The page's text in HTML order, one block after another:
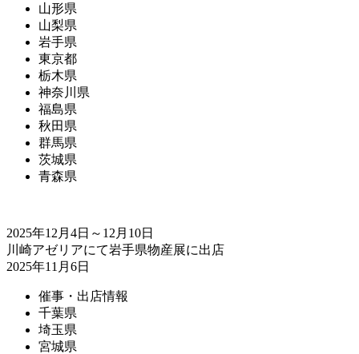
山形県
山梨県
岩手県
東京都
栃木県
神奈川県
福島県
秋田県
群馬県
茨城県
青森県
2025年12月4日～12月10日
川崎アゼリアにて岩手県物産展に出店
2025年11月6日
催事・出店情報
千葉県
埼玉県
宮城県